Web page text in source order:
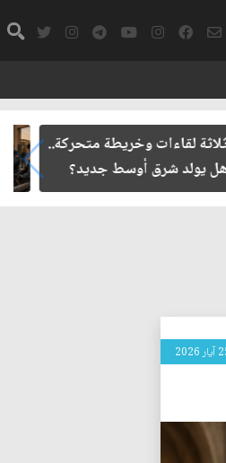
حتمية حصر السلاح المنفلت بيد
الدولة العراقية